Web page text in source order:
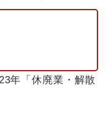
年「休廃業・解散